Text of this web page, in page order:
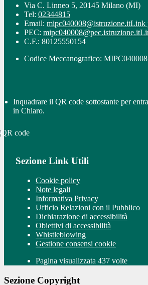
Via C. Linneo 5, 20145 Milano (MI)
Tel: 02344815
Email: mipc040008@istruzione.itLink
PEC: mipc040008@pec.istruzione.it
C.F.: 80125550154
Codice Meccanografico: MIPC040008
Inquadrare il QR code sottostante per
in Chiaro.
Sezione Link Utili
Cookie policy
Note legali
Informativa Privacy
Ufficio Relazioni con il Pubblico
Dichiarazione di accessibilità
Obiettivi di accessibilità
Whistleblowing
Gestione consensi cookie
Pagina visualizzata 437 volte
Sezione Copyright